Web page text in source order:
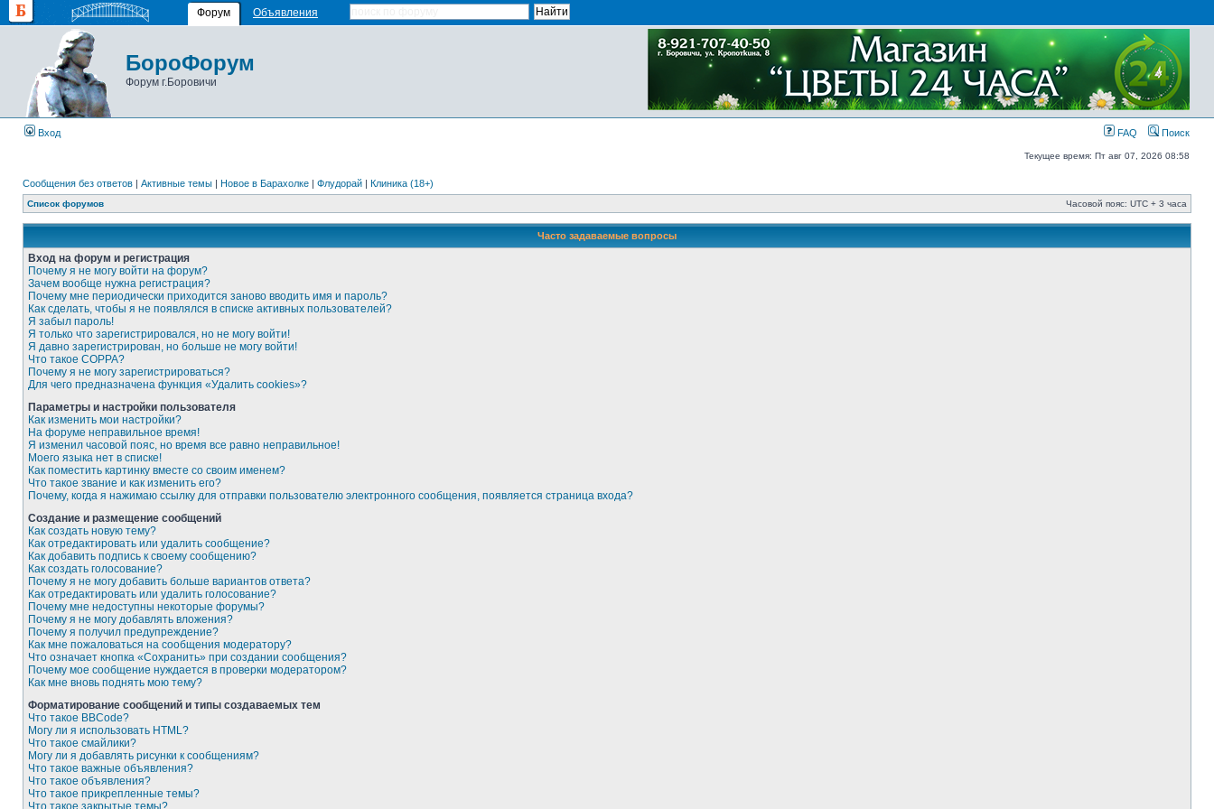
Форум Объявления
БороФорум
Форум г.Боровичи
Вход FAQ Поиск
Текущее время: Пт авг 07, 2026 08:58
Сообщения без ответов | Активные темы | Новое в Барахолке | Флудорай | Клиника (18+)
Список форумов Часовой пояс: UTC + 3 часа
Часто задаваемые вопросы
Вход на форум и регистрация
Почему я не могу войти на форум?
Зачем вообще нужна регистрация?
Почему мне периодически приходится заново вводить имя и пароль?
Как сделать, чтобы я не появлялся в списке активных пользователей?
Я забыл пароль!
Я только что зарегистрировался, но не могу войти!
Я давно зарегистрирован, но больше не могу войти!
Что такое COPPA?
Почему я не могу зарегистрироваться?
Для чего предназначена функция «Удалить cookies»?
Параметры и настройки пользователя
Как изменить мои настройки?
На форуме неправильное время!
Я изменил часовой пояс, но время все равно неправильное!
Моего языка нет в списке!
Как поместить картинку вместе со своим именем?
Что такое звание и как изменить его?
Почему, когда я нажимаю ссылку для отправки пользователю электронного сообщения, появляется страница входа?
Создание и размещение сообщений
Как создать новую тему?
Как отредактировать или удалить сообщение?
Как добавить подпись к своему сообщению?
Как создать голосование?
Почему я не могу добавить больше вариантов ответа?
Как отредактировать или удалить голосование?
Почему мне недоступны некоторые форумы?
Почему я не могу добавлять вложения?
Почему я получил предупреждение?
Как мне пожаловаться на сообщения модератору?
Что означает кнопка «Сохранить» при создании сообщения?
Почему мое сообщение нуждается в проверки модератором?
Как мне вновь поднять мою тему?
Форматирование сообщений и типы создаваемых тем
Что такое BBCode?
Могу ли я использовать HTML?
Что такое смайлики?
Могу ли я добавлять рисунки к сообщениям?
Что такое важные объявления?
Что такое объявления?
Что такое прикрепленные темы?
Что такое закрытые темы?